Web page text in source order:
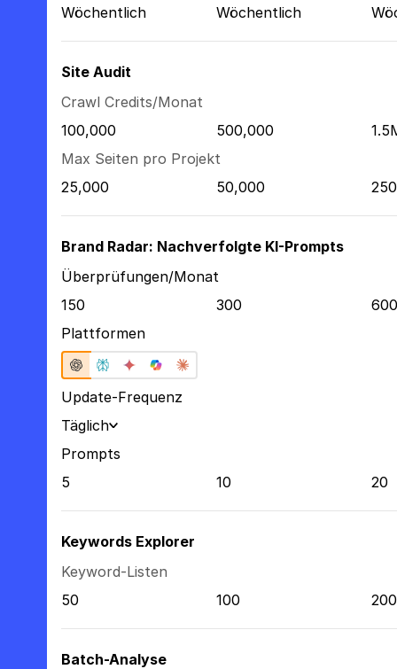
Wöchentlich
Wöchentlich
Site Audit
Crawl Credits/Monat
100,000
500,000
Max Seiten pro Projekt
25,000
50,000
Brand Radar: Nachverfolgte KI-Prompts
Überprüfungen/Monat
150
300
600
Plattformen
Update-Frequenz
Täglich
Prompts
5
10 20
Keywords Explorer
Keyword-Listen
50
100 200
Batch-Analyse